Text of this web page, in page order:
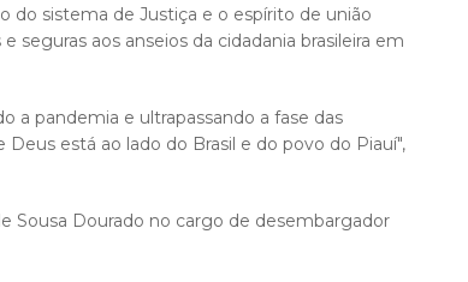
do sistema de Justiça e o espírito de união
seguras aos anseios da cidadania brasileira em
a pandemia e ultrapassando a fase das
está ao lado do Brasil e do povo do Piauí",
Sousa Dourado no cargo de desembargador